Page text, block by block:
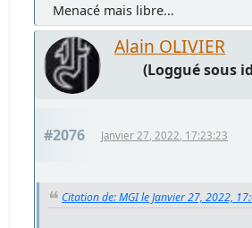
Menacé mais libre...
Alain OLIVIER
(Loggué sous
#2076 Janvier 27, 2022, 17:23:23
Citation de: MGI le Janvier 27, 2022,